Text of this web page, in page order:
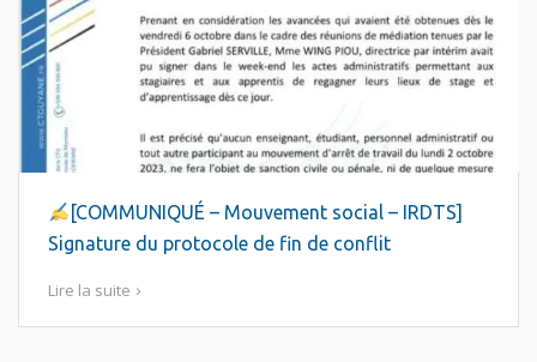
[COMMUNIQUÉ – Mouvement social – IRDTS]
Signature du protocole de fin de conflit
Lire la suite